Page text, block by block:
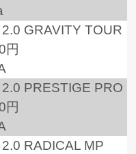
GRAVITY TOUR
円
PRESTIGE PRO
円
RADICAL MP